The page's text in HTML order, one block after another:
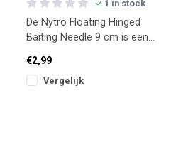
1 in stock
De Nytro Floating Hinged
Baiting Needle 9 cm is een
ideaal voor fijne aa
€2,99
Vergelijk